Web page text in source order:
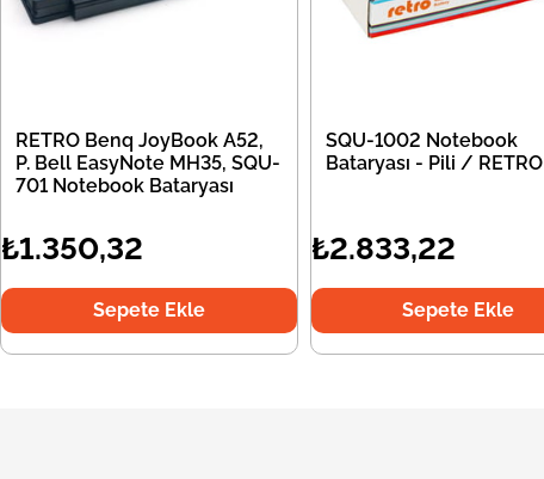
RETRO Benq JoyBook A52,
P. Bell EasyNote MH35, SQU-
701 Notebook Bataryası
₺1.350,32
Sepete Ekle
SQU-1002 Notebook
Bataryası - Pili / RETRO
₺2.833,22
Sepete Ekle